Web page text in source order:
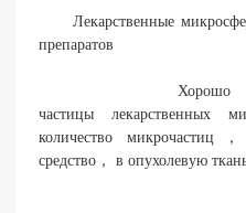
Лекарственные
препаратов
Хорошо
частицы лекарственных
количество микрочастиц
средство， в опухолевую